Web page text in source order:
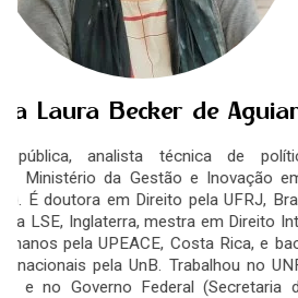
Ana Muza
Ana Muza Cipriano é estudante
Humanos pela Universidade
comunicadora. Fundou o jornal
sobre o Pavão-Pavãozinho e
Movimento de Mulheres Sambistas,
Cultura para o Edital Ações Locais, e
e Promoção da Mulher.